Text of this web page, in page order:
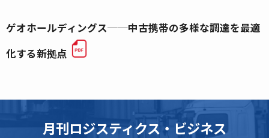
ゲオホールディングス──中古携帯の多様な調達を最適
化する新拠点
月刊ロジスティクス・ビジネス